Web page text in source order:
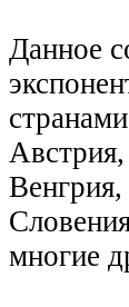
Данное
многие